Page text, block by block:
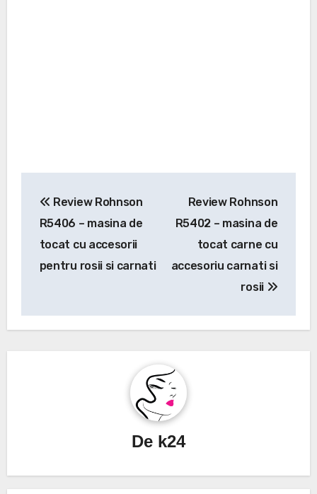
în
articole
Review Rohnson
R5406 – masina de
tocat cu accesorii
pentru rosii si carnati
Review Rohnson
R5402 – masina de
tocat carne cu
accesoriu carnati si
rosii
De k24